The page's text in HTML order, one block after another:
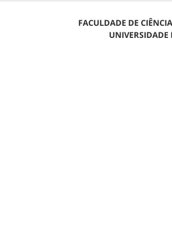
FACULDADE DE